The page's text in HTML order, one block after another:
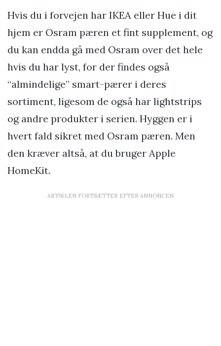
Hvis du i forvejen har IKEA eller Hue i dit
hjem er Osram pæren et fint supplement, og
du kan endda gå med Osram over det hele
hvis du har lyst, for der findes også
“almindelige” smart-pærer i deres
sortiment, ligesom de også har lightstrips
og andre produkter i serien. Hyggen er i
hvert fald sikret med Osram pæren. Men
den kræver altså, at du bruger Apple
HomeKit.
ARTIKLEN FORTSÆTTER EFTER ANNONCEN